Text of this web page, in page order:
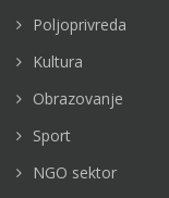
Poljoprivreda
Kultura
Obrazovanje
Sport
NGO sektor